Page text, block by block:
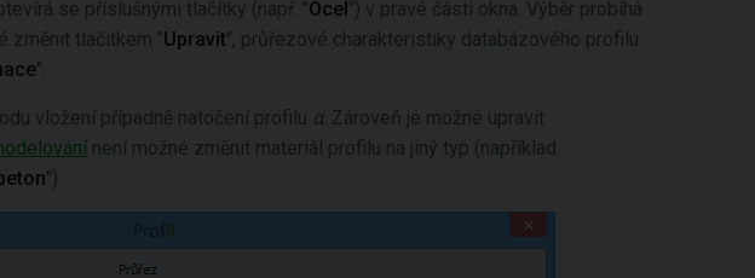
se příslušnými tlačítky (např. "Ocel") v pravé části okna. Výběr probíhá
změnit tlačítkem "Upravit", průřezové charakteristiky databázového profilu
".
vložení případně natočení profilu α . Zároveň je možné upravit
není možné změnit materiál profilu na jiný typ (například
").